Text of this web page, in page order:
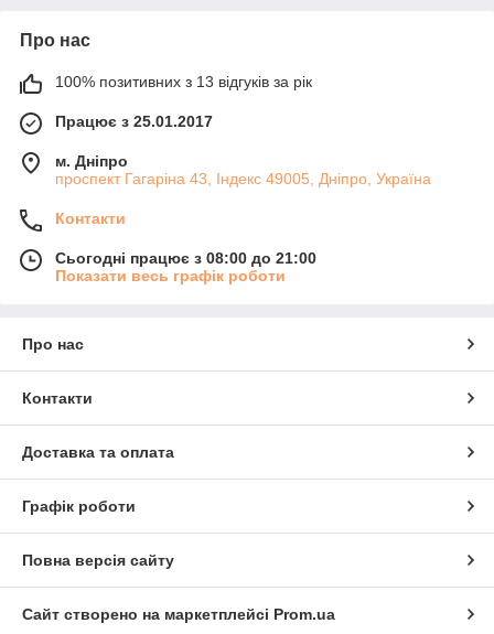
Про нас
100% позитивних з 13 відгуків за рік
Працює з 25.01.2017
м. Дніпро
проспект Гагаріна 43, Індекс 49005, Дніпро, Україна
Контакти
Сьогодні працює з 08:00 до 21:00
Показати весь графік роботи
Про нас
Контакти
Доставка та оплата
Графік роботи
Повна версія сайту
Сайт створено на маркетплейсі Prom.ua